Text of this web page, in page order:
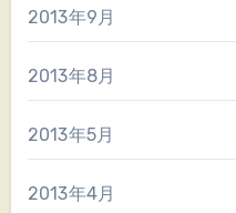
2013年9月
2013年8月
2013年5月
2013年4月